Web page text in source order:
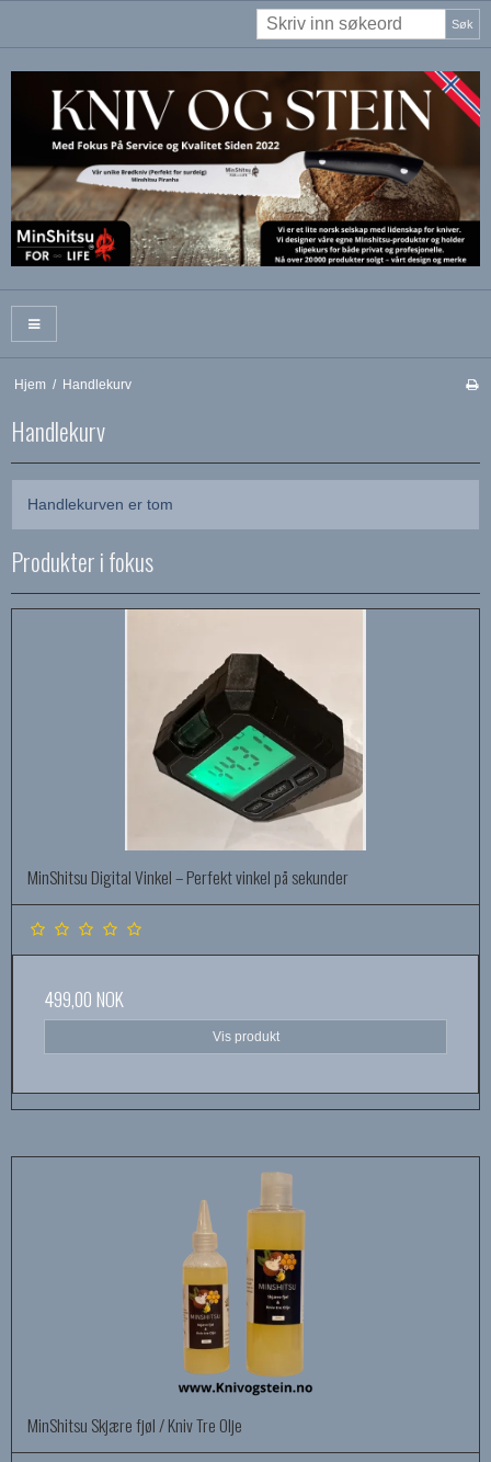
Søk
Hjem / Handlekurv
Handlekurv
Handlekurven er tom
Produkter i fokus
MinShitsu Digital Vinkel – Perfekt vinkel på sekunder
499,00 NOK
Vis produkt
MinShitsu Skjære fjøl / Kniv Tre Olje